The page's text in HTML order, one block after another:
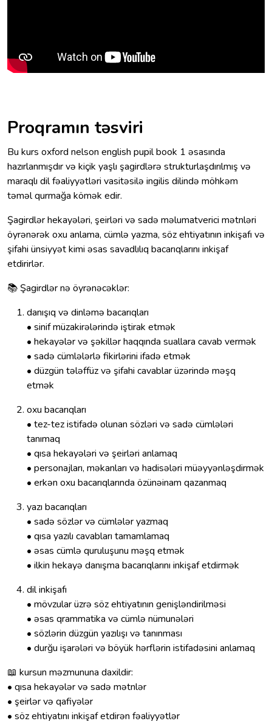
Proqramın təsviri
Bu kurs oxford nelson english pupil book 1 əsasında
hazırlanmışdır və kiçik yaşlı şagirdlərə strukturlaşdırılmış və
maraqlı dil fəaliyyətləri vasitəsilə ingilis dilində möhkəm
təməl qurmağa kömək edir.
Şagirdlər hekayələri, şeirləri və sadə məlumatverici mətnləri
öyrənərək oxu anlama, cümlə yazma, söz ehtiyatının inkişafı və
şifahi ünsiyyət kimi əsas savadlılıq bacarıqlarını inkişaf
etdirirlər.
📚 Şagirdlər nə öyrənəcəklər:
danışıq və dinləmə bacarıqları
• sinif müzakirələrində iştirak etmək
• hekayələr və şəkillər haqqında suallara cavab vermək
• sadə cümlələrlə fikirlərini ifadə etmək
• düzgün tələffüz və şifahi cavablar üzərində məşq
etmək
oxu bacarıqları
• tez-tez istifadə olunan sözləri və sadə cümlələri
tanımaq
• qısa hekayələri və şeirləri anlamaq
• personajları, məkanları və hadisələri müəyyənləşdirmək
• erkən oxu bacarıqlarında özünəinam qazanmaq
yazı bacarıqları
• sadə sözlər və cümlələr yazmaq
• qısa yazılı cavabları tamamlamaq
• əsas cümlə quruluşunu məşq etmək
• ilkin hekayə danışma bacarıqlarını inkişaf etdirmək
dil inkişafı
• mövzular üzrə söz ehtiyatının genişləndirilməsi
• əsas qrammatika və cümlə nümunələri
• sözlərin düzgün yazılışı və tanınması
• durğu işarələri və böyük hərflərin istifadəsini anlamaq
📖 kursun məzmununa daxildir:
• qısa hekayələr və sadə mətnlər
• şeirlər və qafiyələr
• söz ehtiyatını inkişaf etdirən fəaliyyətlər